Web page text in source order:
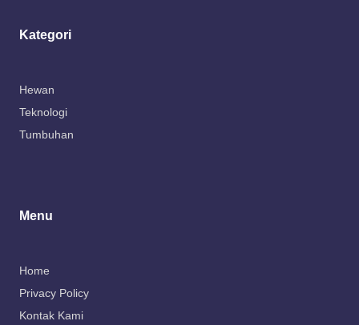
Kategori
Hewan
Teknologi
Tumbuhan
Menu
Home
Privacy Policy
Kontak Kami